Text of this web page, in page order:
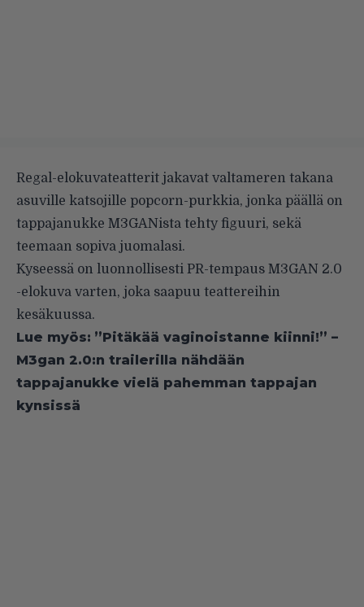
Regal-elokuvateatterit jakavat valtameren takana
asuville katsojille popcorn-purkkia, jonka päällä on
tappajanukke M3GANista tehty figuuri, sekä
teemaan sopiva juomalasi.
Kyseessä on luonnollisesti PR-tempaus M3GAN 2.0
-elokuva varten, joka saapuu teattereihin
kesäkuussa.
Lue myös: ”Pitäkää vaginoistanne kiinni!” –
M3gan 2.0:n trailerilla nähdään
tappajanukke vielä pahemman tappajan
kynsissä